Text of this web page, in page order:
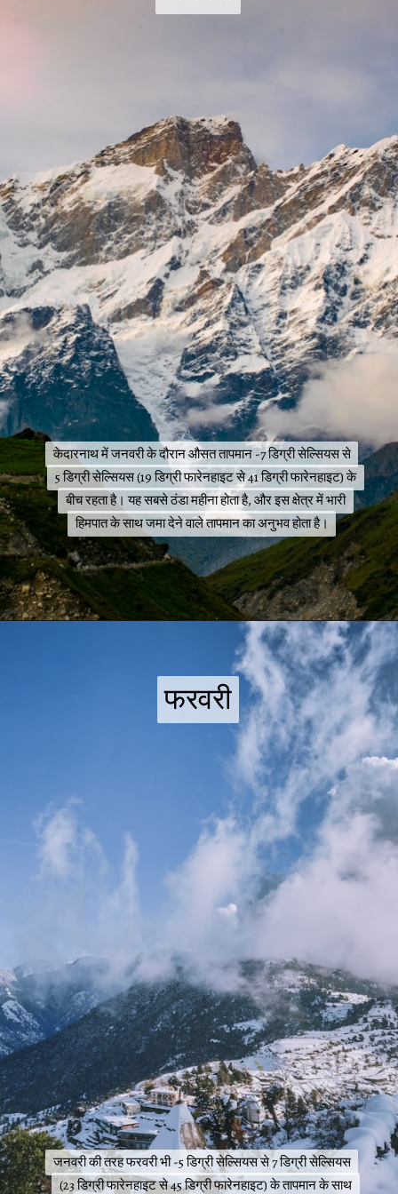
केदारनाथ में जनवरी के दौरान औसत तापमान -7 डिग्री सेल्सियस से
5 डिग्री सेल्सियस (19 डिग्री फारेनहाइट से 41 डिग्री फारेनहाइट) के
बीच रहता है। यह सबसे ठंडा महीना होता है, और इस क्षेत्र में भारी
हिमपात के साथ जमा देने वाले तापमान का अनुभव होता है।
केदारनाथ में जनवरी के दौरान औसत तापमान -7 डिग्री सेल्सियस से
5 डिग्री सेल्सियस (19 डिग्री फारेनहाइट से 41 डिग्री फारेनहाइट) के
बीच रहता है। यह सबसे ठंडा महीना होता है, और इस क्षेत्र में भारी
हिमपात के साथ जमा देने वाले तापमान का अनुभव होता है।
फरवरी
फरवरी
जनवरी की तरह फरवरी भी -5 डिग्री सेल्सियस से 7 डिग्री सेल्सियस
(23 डिग्री फारेनहाइट से 45 डिग्री फारेनहाइट) के तापमान के साथ
जनवरी की तरह फरवरी भी -5 डिग्री सेल्सियस से 7 डिग्री सेल्सियस
(23 डिग्री फारेनहाइट से 45 डिग्री फारेनहाइट) के तापमान के साथ